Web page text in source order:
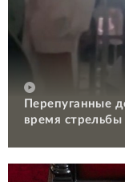
Перепуганные
время